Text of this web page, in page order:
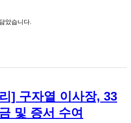
았습니다.
] 구자열 이사장, 33
및 증서 수여